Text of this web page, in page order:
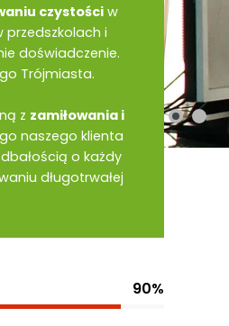
czystościw
przedszkolach i
doświadczenie.
Trójmiasta.
z zamiłowania i
naszego klienta
o każdy
długotrwałej
90%